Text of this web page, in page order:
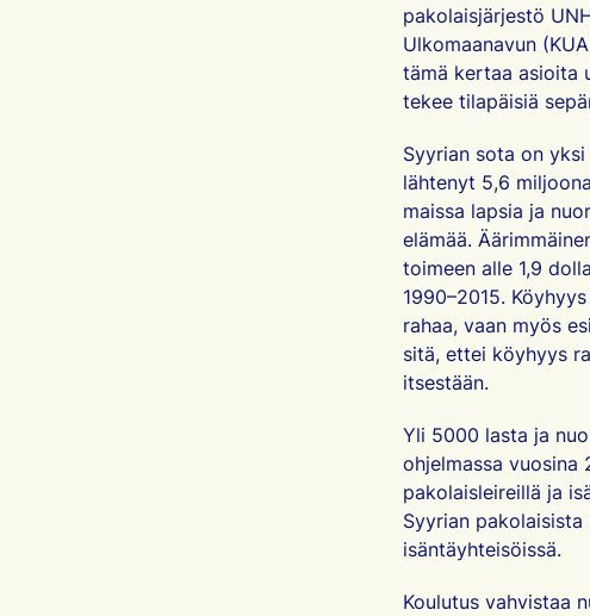
pakolaisjärjestö
Ulkomaanavun
tämä kertaa asioita
tekee tilapäisiä
Syyrian sota on
lähtenyt 5,6
maissa lapsia ja
elämää.
toimeen alle 1,9
1990–2015.
rahaa, vaan myös
sitä, ettei köyhyys
itsestään.
Yli 5000 lasta ja
ohjelmassa vuosina
pakolaisleireillä ja
Syyrian pakolaisista
isäntäyhteisöissä.
Koulutus vahvistaa